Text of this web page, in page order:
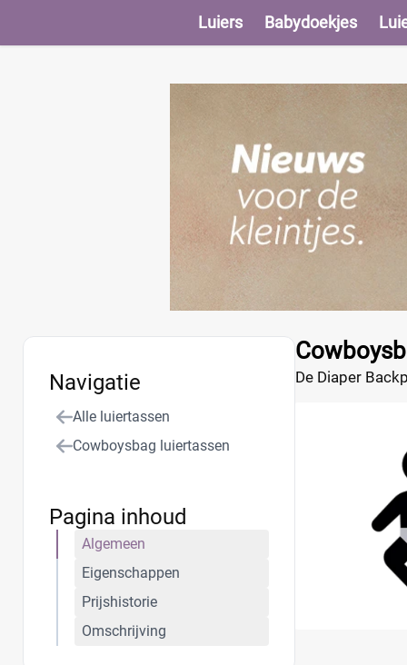
Luiers Babydoekjes
De Diaper
Navigatie
Alle luiertassen
Cowboysbag luiertassen
Pagina inhoud
Algemeen
Eigenschappen
Prijshistorie
Omschrijving